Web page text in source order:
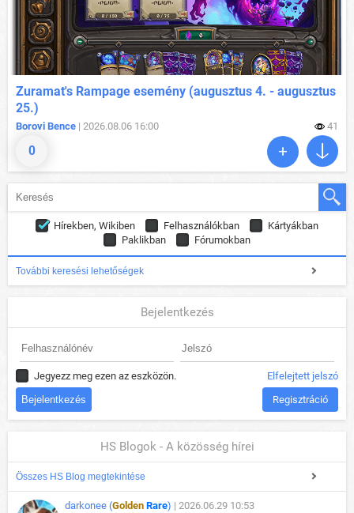
0
Zuramat's Rampage esemény (augusztus 4. - augusztus
25.)
Borovi Bence | 2026.08.06 16:00 41
Hírekben, Wikiben Felhasználókban
Kártyákban
Paklikban
Fórumokban
További keresési lehetőségek
Bejelentkezés
Jegyezz meg ezen az eszközön. Elfelejtett jelszó
Regisztráció
HS Blogok - A közösség hírei
Összes HS Blog megtekintése
darkonee (Golden Rare) | 2026.06.29 10:53